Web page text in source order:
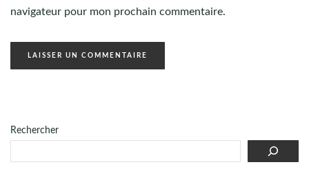
navigateur pour mon prochain commentaire.
Rechercher